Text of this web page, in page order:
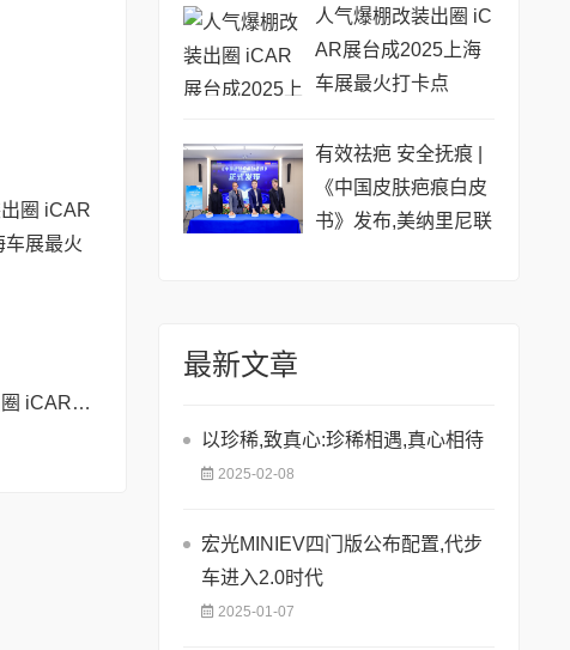
人气爆棚改装出圈 iCAR展台成2025上海车展最火打卡点
人气爆棚改装出圈 iC
AR展台成2025上海
车展最火打卡点
有效祛疤 安全抚痕 |
《中国皮肤疤痕白皮
书》发布,美纳里尼联
最新文章
以珍稀,致真心:珍稀相遇,真心相待
2025-02-08
宏光MINIEV四门版公布配置,代步
车进入2.0时代
2025-01-07